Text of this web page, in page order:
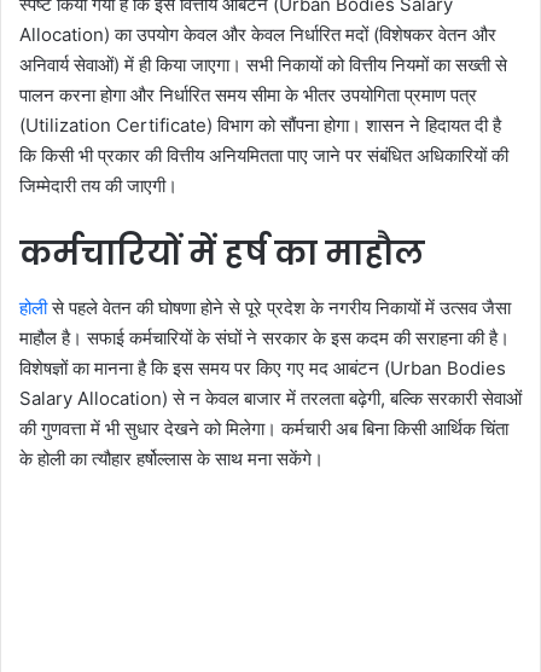
Allocation) का उपयोग केवल और केवल निर्धारित मदों (विशेषकर वेतन और
अनिवार्य सेवाओं) में ही किया जाएगा। सभी निकायों को वित्तीय नियमों का सख्ती से
पालन करना होगा और निर्धारित समय सीमा के भीतर उपयोगिता प्रमाण पत्र
(Utilization Certificate) विभाग को सौंपना होगा। शासन ने हिदायत दी है
कि किसी भी प्रकार की वित्तीय अनियमितता पाए जाने पर संबंधित अधिकारियों की
जिम्मेदारी तय की जाएगी।
कर्मचारियों में हर्ष का माहौल
होलीसे पहले वेतन की घोषणा होने से पूरे प्रदेश के नगरीय निकायों में उत्सव जैसा
माहौल है। सफाई कर्मचारियों के संघों ने सरकार के इस कदम की सराहना की है।
विशेषज्ञों का मानना है कि इस समय पर किए गए मद आबंटन (Urban Bodies
Salary Allocation) से न केवल बाजार में तरलता बढ़ेगी, बल्कि सरकारी सेवाओं
की गुणवत्ता में भी सुधार देखने को मिलेगा। कर्मचारी अब बिना किसी आर्थिक चिंता
के होली का त्यौहार हर्षोल्लास के साथ मना सकेंगे।